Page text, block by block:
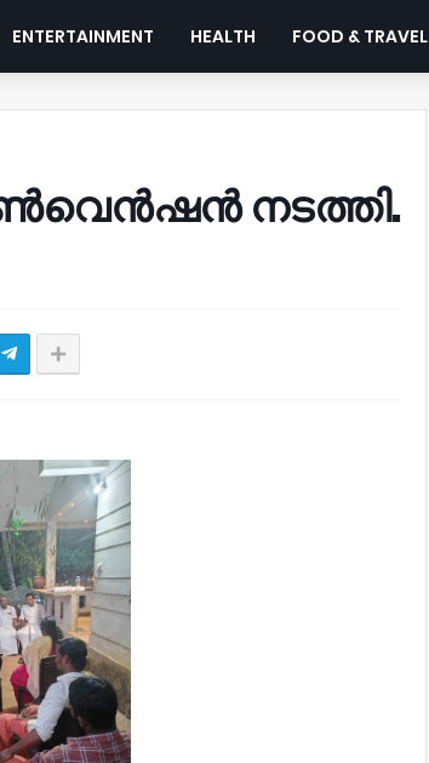
ENTERTAINMENT HEALTH FOOD & TRAVEL
നടത്തി.